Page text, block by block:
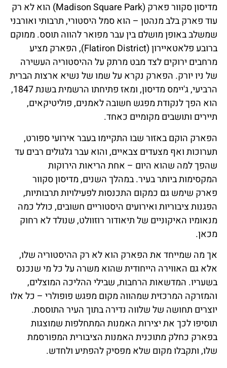
מדיסון סקוור פארק (Madison Square Park) הוא לא רק
עוד פארק בלב מנהטן – הוא סמל היסטורי, תרבותי ואורבני
שמשלב באופן מושלם בין עבר מפואר להווה תוסס. ממוקם
ברובע פלאטאיירון (Flatiron District), הפארק מציע
מרחבים ירוקים לצד מבט מרתק על ההיסטוריה העשירה
של ניו יורק. הפארק נקרא על שמו של נשיא ארצות הברית
הרביעי, ג'יימס מדיסון, ומאז פתיחתו הרשמית בשנת 1847,
הוא הפך לנקודת מפגש חשובה לאמנים, פוליטיקאים,
תיירים ותושבים מקומיים כאחד.
הפארק הוקם באזור שבו התקיימו בעבר אירועי ספורט,
תערוכות ואף מצעדים צבאיים, והוא עבר גלגולים רבים עד
שהפך למה שהוא היום – אחת הריאות הירוקות
המקסימות ביותר בעיר. במהלך השנים, מדיסון סקוור
פארק שימש גם כמקום התכנסות לפעילויות תרבותיות,
הפגנות ציבוריות ואירועים היסטוריים חשובים, כולל כמה
מנאומיו האיקוניים של תיאודור רוזוולט, שנולד לא רחוק
מכאן.
אך מה שמייחד את הפארק הוא לא רק ההיסטוריה שלו,
אלא גם האווירה הייחודית שהוא משרה על כל מי שנכנס
בשעריו. המדשאות הרחבות, שבילי ההליכה המוצלים,
והמזרקה המרכזית שמהווה מקום מפגש פופולרי – כל אלו
יוצרים תחושה של שלווה נדירה בתוך העיר התוססת.
תוסיפו לכך את יצירות האמנות המתחלפות שמוצגות
בפארק כחלק מתוכנית האמנות הציבורית המפורסמת
שלו, ותקבלו מקום שלא מפסיק להפתיע ולחדש.